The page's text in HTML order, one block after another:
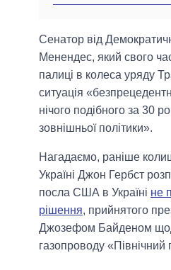
Сенатор від
Менендес, який свого
палиці в колеса уряду
ситуація
нічого подібного за 30
зовнішньої політики».
Нагадаємо, раніше
Україні Джон Гербст
посла США в Україні не
рішення, прийнятого
Джозефом Байденом
газопроводу «Північний